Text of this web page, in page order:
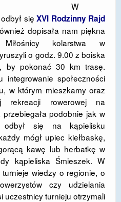
– ROZWÓJ
NA TERENIE MIASTA
W
się XVI Rodzinny Rajd
dopisała nam piękna
kolarstwa w
o godz. 9.00 z boiska
by pokonać 30 km trasę.
integrowanie społeczności
w którym mieszkamy oraz
rekreacji rowerowej na
podobnie jak w
odbył się na kąpielisku
mógł upiec kiełbaskę,
kawę lub herbatkę w
kąpieliska Śmieszek. W
wiedzy o regionie, o
czy udzielania
uczestnicy turnieju otrzymali